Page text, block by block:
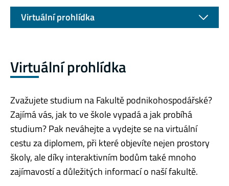
Virtuální prohlídka
Zvažujete studium na Fakultě podnikohospodářské?
Zajímá vás, jak to ve škole vypadá a jak probíhá
studium? Pak neváhejte a vydejte se na virtuální
cestu za diplomem, při které objevíte nejen prostory
školy, ale díky interaktivním bodům také mnoho
zajímavostí a důležitých informací o naší fakultě.
Virtuální prohlídka